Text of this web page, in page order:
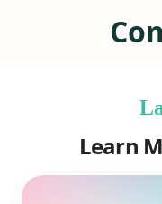
Learn